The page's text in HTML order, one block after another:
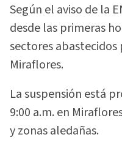
Según el aviso de la
desde las primeras
sectores
Miraflores.
La suspensión está
9:00 a.m. en
y zonas aledañas.